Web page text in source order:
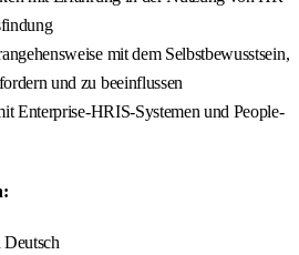
mit dem Selbstbewusstsein,
und zu beeinflussen
Enterprise-HRIS-Systemen und People-